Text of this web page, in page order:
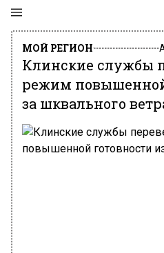
МОЙ РЕГИОН
Клинские службы
режим
за шквального